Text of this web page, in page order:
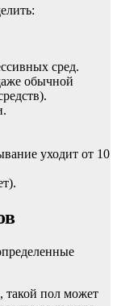
сред.
обычной
уходит от 10
такой пол может